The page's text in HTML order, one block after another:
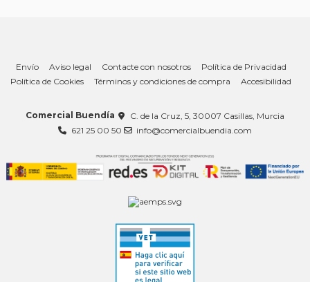
Envío Aviso legal Contacte con nosotros
Política de Privacidad
Política de Cookies
Términos y condiciones de compra Accesibilidad
Comercial Buendía
C. de la Cruz, 5, 30007 Casillas, Murcia
621 25 00 50
info@comercialbuendia.com